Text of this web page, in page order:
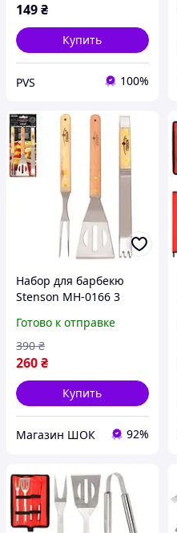
149₴
Купить
PVS 100%
Набор для барбекю
Stenson MH-0166 3
качество
Готово к отправке
260₴
390 ₴
Купить
Магазин ШОК 92%